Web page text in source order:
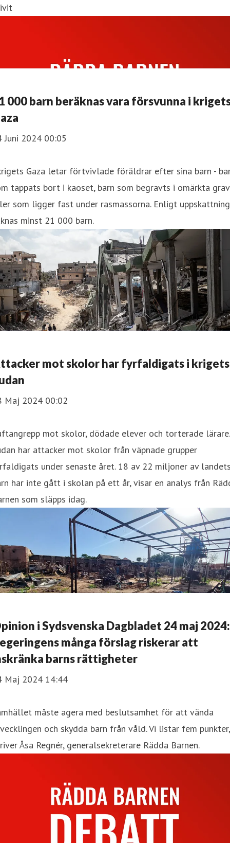
000 barn beräknas vara försvunna i
Juni 2024 00:05
Gaza letar förtvivlade föräldrar efter sina barn -
tappats bort i kaoset, barn som begravts i omärkta
som ligger fast under rasmassorna. Enligt
minst 21 000 barn.
mot skolor har fyrfaldigats i krigets
Maj 2024 00:02
mot skolor, dödade elever och torterade
har attacker mot skolor från väpnade grupper
under senaste året. 18 av 22 miljoner av
har inte gått i skolan på ett år, visar en analys från
som släpps idag.
i Sydsvenska Dagbladet 24 maj 2024:
många förslag riskerar att
barns rättigheter
Maj 2024 14:44
måste agera med beslutsamhet för att vända
och skydda barn från våld. Vi listar fem punkter,
Åsa Regnér, generalsekreterare Rädda B arnen.